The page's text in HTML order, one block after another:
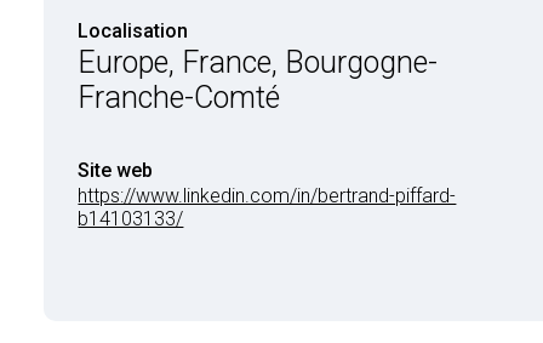
Localisation
Europe, France, Bourgogne-
Franche-Comté
Site web
https://www.linkedin.com/in/bertrand-piffard-
b14103133/